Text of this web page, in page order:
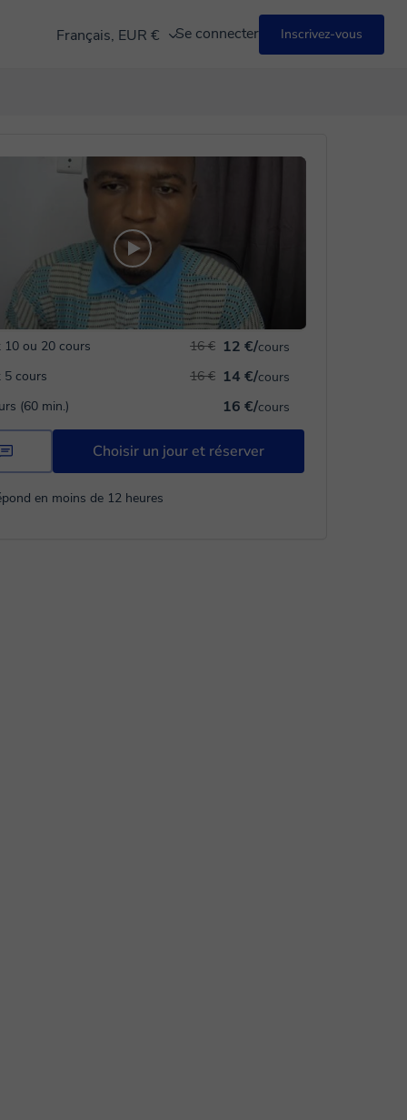
Français, EUR € Se connecter Inscrivez-vous
10 ou 20 cours 12 €/cours
16 €
5 cours
14 €/cours
16 €
(60 min.)
16 €/cours
Choisir un jour et réserver
en moins de 12 heures